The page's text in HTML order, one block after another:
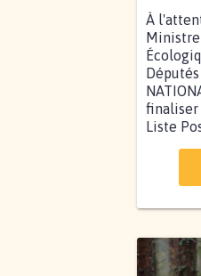
À
Députés
finaliser
Liste